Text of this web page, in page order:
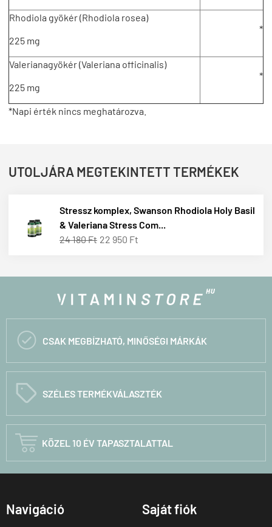
Rhodiola gyökér (Rhodiola rosea)
225 mg
*
Valerianagyökér (Valeriana officinalis)
225 mg
*
*Napi érték nincs meghatározva.
UTOLJÁRA MEGTEKINTETT TERMÉKEK
Stressz komplex, Swanson Rhodiola Holy Basil
& Valeriana Stress Com...
24 180 Ft 22 950 Ft
 CSAK MEGBÍZHATÓ, MINŐSÉGI MÁRKÁK
C SZÉLES TERMÉKVÁLASZTÉK
 KÖZEL 10 ÉV TAPASZTALATTAL
Navigáció Saját fiók